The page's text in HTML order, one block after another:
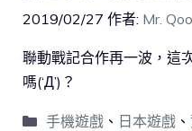
2019/02/27 作者: Mr. Qoo
聯動戰記合作再一波，這
嗎(‘Д’)？
手機遊戲、 日本遊戲、